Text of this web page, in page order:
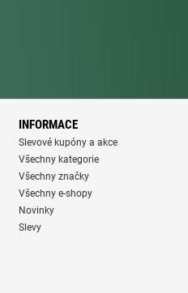
INFORMACE
Slevové kupóny a akce
Všechny kategorie
Všechny značky
Všechny e-shopy
Novinky
Slevy